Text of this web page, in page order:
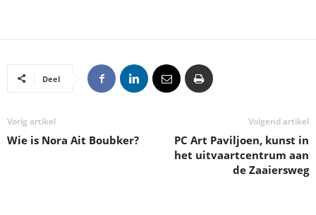
Deel
Vorig artikel
Wie is Nora Ait Boubker?
Volgend artikel
PC Art Paviljoen, kunst in
het uitvaartcentrum aan
de Zaaiersweg